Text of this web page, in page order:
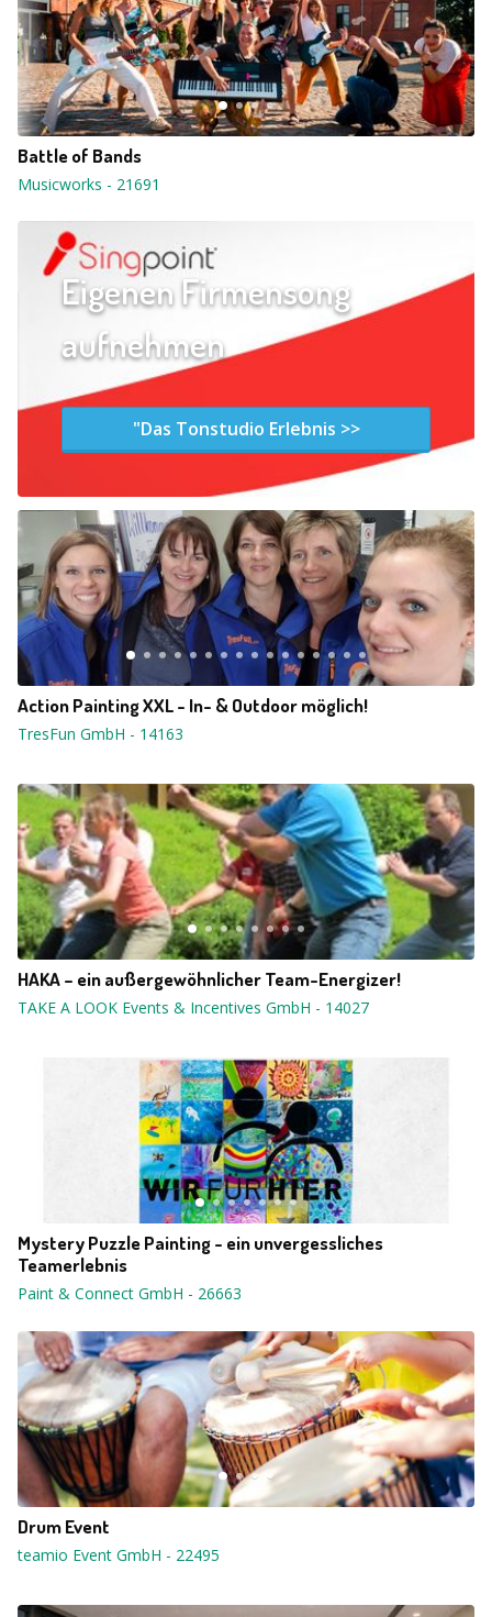
Battle of Bands
Musicworks - 21691
Eigenen Firmensong
aufnehmen
"Das Tonstudio Erlebnis >>
Action Painting XXL - In- & Outdoor möglich!
TresFun GmbH - 14163
HAKA – ein außergewöhnlicher Team-Energizer!
TAKE A LOOK Events & Incentives GmbH - 14027
Mystery Puzzle Painting - ein unvergessliches
Teamerlebnis
Paint & Connect GmbH - 26663
Drum Event
teamio Event GmbH - 22495